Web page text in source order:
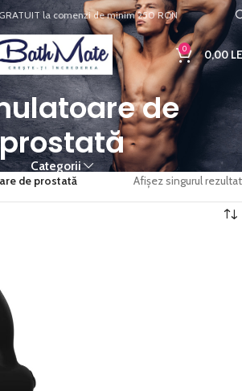
la comenzi de minim 250 RON
0 0,00
de
prostată
Categorii
de prostată Afișez singurul rezultat